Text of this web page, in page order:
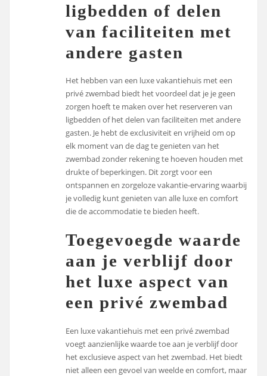
ligbedden of delen
van faciliteiten met
andere gasten
Het hebben van een luxe vakantiehuis met een
privé zwembad biedt het voordeel dat je je geen
zorgen hoeft te maken over het reserveren van
ligbedden of het delen van faciliteiten met andere
gasten. Je hebt de exclusiviteit en vrijheid om op
elk moment van de dag te genieten van het
zwembad zonder rekening te hoeven houden met
drukte of beperkingen. Dit zorgt voor een
ontspannen en zorgeloze vakantie-ervaring waarbij
je volledig kunt genieten van alle luxe en comfort
die de accommodatie te bieden heeft.
Toegevoegde waarde
aan je verblijf door
het luxe aspect van
een privé zwembad
Een luxe vakantiehuis met een privé zwembad
voegt aanzienlijke waarde toe aan je verblijf door
het exclusieve aspect van het zwembad. Het biedt
niet alleen een gevoel van weelde en comfort, maar